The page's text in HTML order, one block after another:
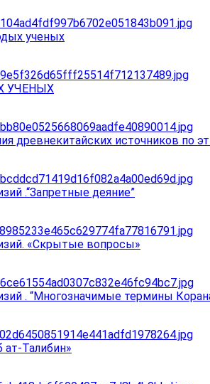
ученых
УЧЕНЫХ
древнекитайских источников по
.“Запретные деяние”
«Скрытые вопросы»
. “Многозначимые термины
ат-Талибин»